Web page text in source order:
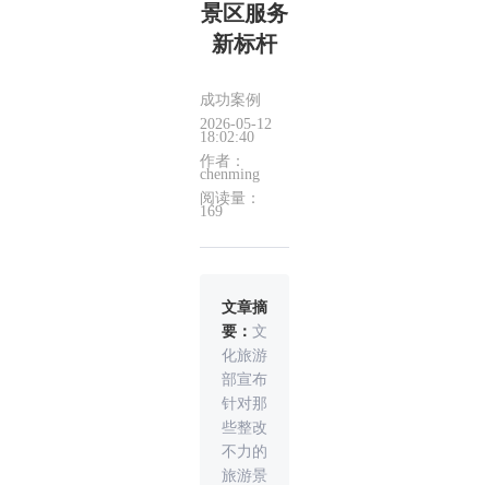
景区服务
新标杆
成功案例
2026-05-12
18:02:40
作者：
chenming
阅读量：
169
文章摘
要： 文
化旅游
部宣布
针对那
些整改
不力的
旅游景